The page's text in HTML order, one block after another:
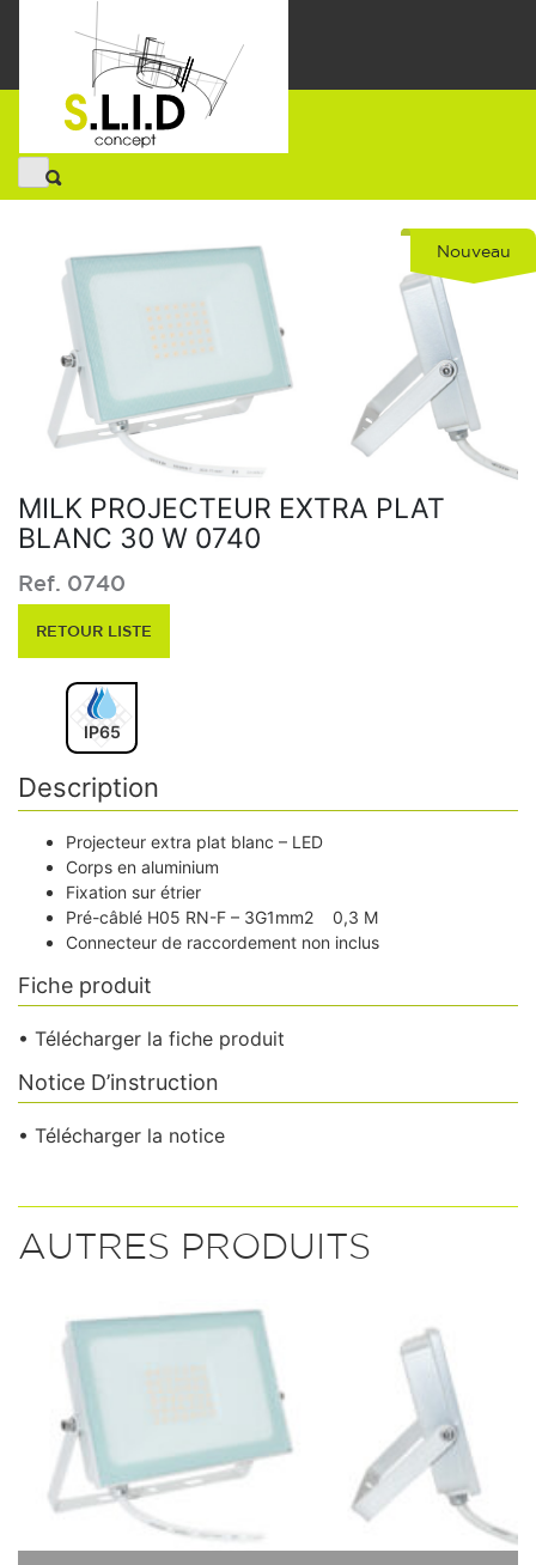
Nouveau
MILK PROJECTEUR EXTRA PLAT
BLANC 30 W 0740
Ref. 0740
RETOUR LISTE
IP65
Description
Projecteur extra plat blanc – LED
Corps en aluminium
Fixation sur étrier
Pré-câblé H05 RN-F – 3G1mm2 0,3 M
Connecteur de raccordement non inclus
Fiche produit
• Télécharger la fiche produit
Notice D’instruction
• Télécharger la notice
AUTRES PRODUITS